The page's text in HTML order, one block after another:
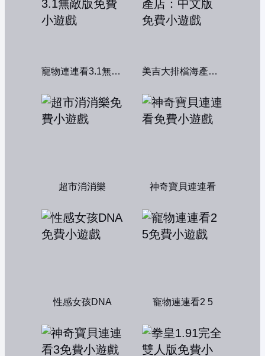
寵物連連看3.1無敵版 美吉大排檔海產店：中文版
超市消消樂 神奇寶貝連連看
性感女孩DNA 寵物連連看2 5